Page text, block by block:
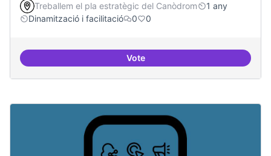
Treballem el pla estratègic del Canòdrom
1 any
Dinamització i facilitació
0 0
VoteDinamització de la participació